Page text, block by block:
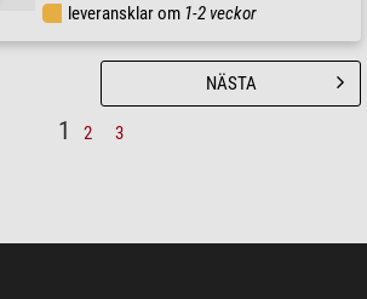
leveransklar om 1-2 veckor
1 2 3
NÄSTA